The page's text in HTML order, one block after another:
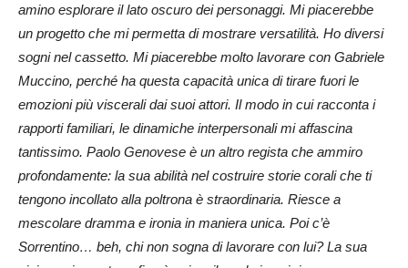
amino esplorare il lato oscuro dei personaggi. Mi piacerebbe
un progetto che mi permetta di mostrare versatilità. Ho diversi
sogni nel cassetto. Mi piacerebbe molto lavorare con Gabriele
Muccino, perché ha questa capacità unica di tirare fuori le
emozioni più viscerali dai suoi attori. Il modo in cui racconta i
rapporti familiari, le dinamiche interpersonali mi affascina
tantissimo. Paolo Genovese è un altro regista che ammiro
profondamente: la sua abilità nel costruire storie corali che ti
tengono incollato alla poltrona è straordinaria. Riesce a
mescolare dramma e ironia in maniera unica. Poi c’è
Sorrentino… beh, chi non sogna di lavorare con lui? La sua